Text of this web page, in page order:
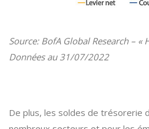
Source: BofA Global Research – «
Données au 31/07/2022
De plus, les soldes de trésorerie